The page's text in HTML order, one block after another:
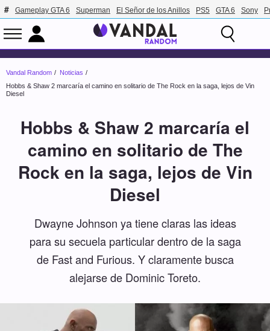
Gameplay GTA 6 Superman El Señor de los Anillos PS5 GTA 6 Sony
Vandal Random
Noticias
Hobbs & Shaw 2 marcaría el camino en solitario de The Rock en la saga, lejos de Vin
Diesel
Hobbs & Shaw 2 marcaría el
camino en solitario de The
Rock en la saga, lejos de Vin
Diesel
Dwayne Johnson ya tiene claras las ideas
para su secuela particular dentro de la saga
de Fast and Furious. Y claramente busca
alejarse de Dominic Toreto.